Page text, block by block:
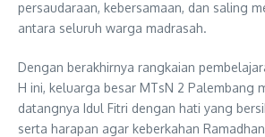
persaudaraan, kebersamaan, dan saling
antara seluruh warga madrasah.
Dengan berakhirnya rangkaian
H ini, keluarga besar MTsN 2 Palembang
datangnya Idul Fitri dengan hati yang
serta harapan agar keberkahan